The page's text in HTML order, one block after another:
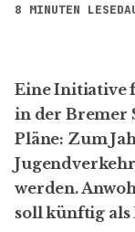
8 MINUTEN
Eine Initiative
in der Bremer
Pläne: Zum
werden.
soll künftig als